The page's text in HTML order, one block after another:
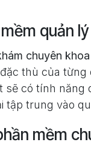
quản
chuyên khoa
thù của từng
sẽ có tính năng
tập trung vào
mềm